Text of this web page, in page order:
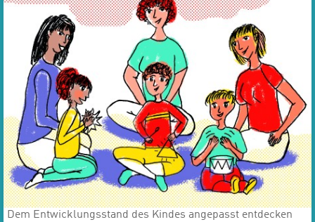
Dem Entwicklungsstand des Kindes angepasst entdecken